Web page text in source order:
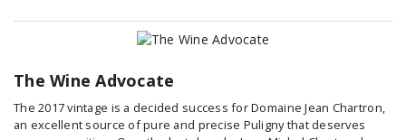
The Wine Advocate
The 2017 vintage is a decided success for Domaine Jean Chartron,
an excellent source of pure and precise Puligny that deserves